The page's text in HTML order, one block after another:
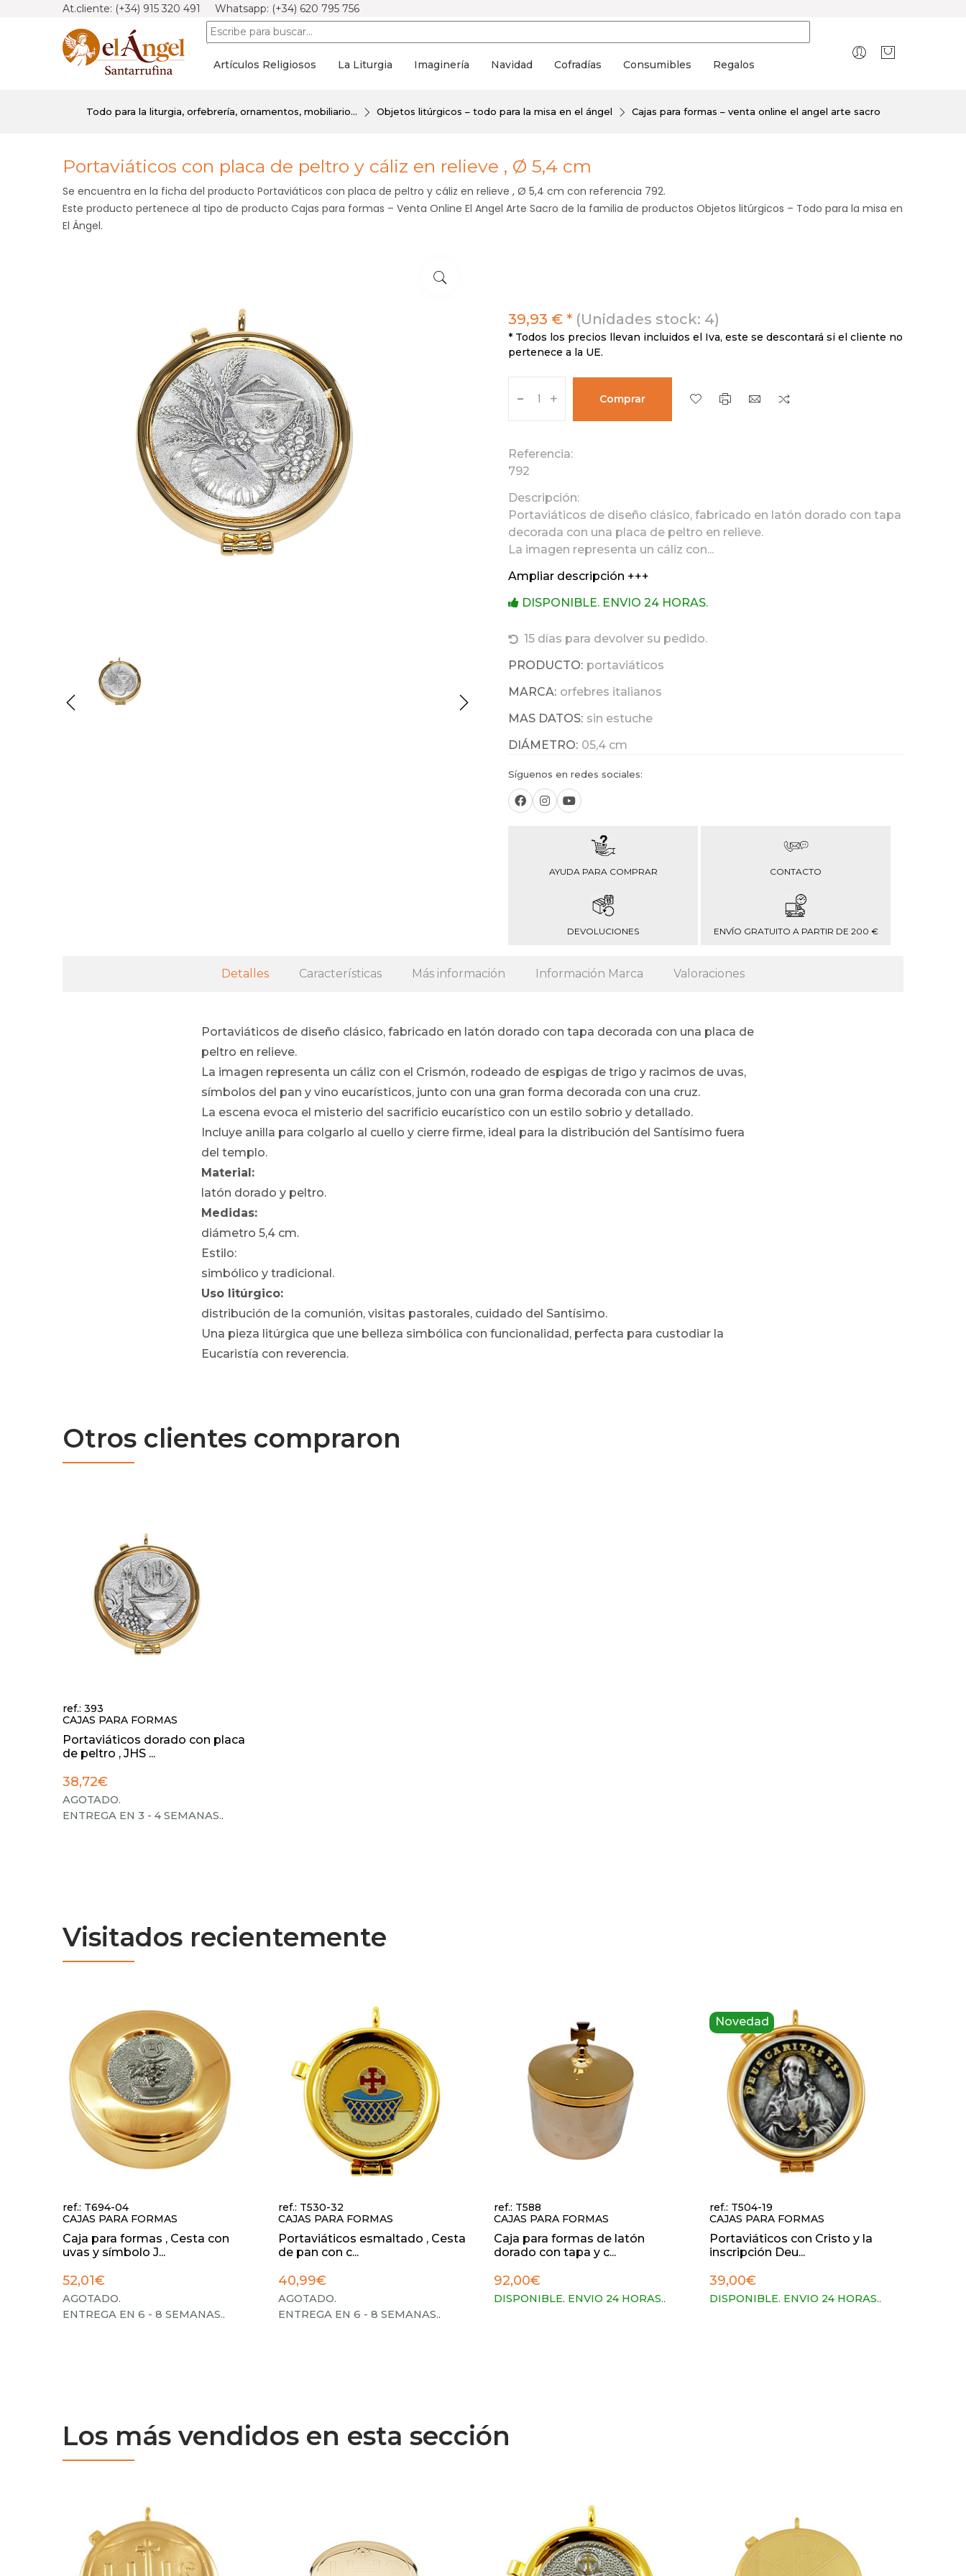
At.cliente: (+34) 915 320 491 Whatsapp: (+34) 620 795 756
Artículos Religiosos La Liturgia Imaginería Navidad Cofradías Consumibles Regalos
Todo para la liturgia, orfebrería, ornamentos, mobiliario... Objetos litúrgicos – todo para la misa en el ángel Cajas para formas – venta online el angel arte sacro
Portaviáticos con placa de peltro y cáliz en relieve , Ø 5,4 cm
Se encuentra en la ficha del producto Portaviáticos con placa de peltro y cáliz en relieve , Ø 5,4 cm con referencia 792.
Este producto pertenece al tipo de producto Cajas para formas – Venta Online El Angel Arte Sacro de la familia de productos Objetos litúrgicos – Todo para la misa en
El Ángel.
39,93 € * (Unidades stock: 4)
* Todos los precios llevan incluidos el Iva, este se descontará si el cliente no
pertenece a la UE.
- + Comprar
Referencia:
792
Descripción:
Portaviáticos de diseño clásico, fabricado en latón dorado con tapa
decorada con una placa de peltro en relieve.
La imagen representa un cáliz con...
Ampliar descripción +++
DISPONIBLE. ENVIO 24 HORAS.
15 días para devolver su pedido.
PRODUCTO: portaviáticos
MARCA: orfebres italianos
MAS DATOS: sin estuche
DIÁMETRO: 05,4 cm
Síguenos en redes sociales:
AYUDA PARA COMPRAR CONTACTO
DEVOLUCIONES ENVÍO GRATUITO A PARTIR DE 200 €
Detalles Características Más información Información Marca Valoraciones
Portaviáticos de diseño clásico, fabricado en latón dorado con tapa decorada con una placa de
peltro en relieve.
La imagen representa un cáliz con el Crismón, rodeado de espigas de trigo y racimos de uvas,
símbolos del pan y vino eucarísticos, junto con una gran forma decorada con una cruz.
La escena evoca el misterio del sacrificio eucarístico con un estilo sobrio y detallado.
Incluye anilla para colgarlo al cuello y cierre firme, ideal para la distribución del Santísimo fuera
del templo.
Material:
latón dorado y peltro.
Medidas:
diámetro 5,4 cm.
Estilo:
simbólico y tradicional.
Uso litúrgico:
distribución de la comunión, visitas pastorales, cuidado del Santísimo.
Una pieza litúrgica que une belleza simbólica con funcionalidad, perfecta para custodiar la
Eucaristía con reverencia.
Otros clientes compraron
ref.: 393
CAJAS PARA FORMAS
Portaviáticos dorado con placa
de peltro , JHS ...
38,72€
AGOTADO.
ENTREGA EN 3 - 4 SEMANAS..
Visitados recientemente
ref.: T694-04
CAJAS PARA FORMAS
Caja para formas , Cesta con
uvas y símbolo J...
52,01€
AGOTADO.
ENTREGA EN 6 - 8 SEMANAS..
ref.: T530-32
CAJAS PARA FORMAS
Portaviáticos esmaltado , Cesta
de pan con c...
40,99€
AGOTADO.
ENTREGA EN 6 - 8 SEMANAS..
ref.: T588
CAJAS PARA FORMAS
Caja para formas de latón
dorado con tapa y c...
92,00€
DISPONIBLE. ENVIO 24 HORAS..
Novedad
ref.: T504-19
CAJAS PARA FORMAS
Portaviáticos con Cristo y la
inscripción Deu...
39,00€
DISPONIBLE. ENVIO 24 HORAS..
Los más vendidos en esta sección